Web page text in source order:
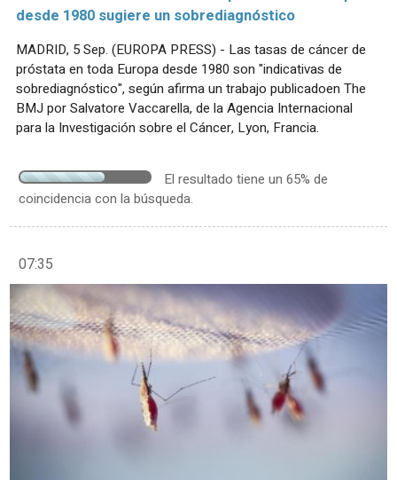
desde 1980 sugiere un sobrediagnóstico
MADRID, 5 Sep. (EUROPA PRESS) - Las tasas de cáncer de
próstata en toda Europa desde 1980 son "indicativas de
sobrediagnóstico", según afirma un trabajo publicadoen The
BMJ por Salvatore Vaccarella, de la Agencia Internacional
para la Investigación sobre el Cáncer, Lyon, Francia.
El resultado tiene un 65% de
coincidencia con la búsqueda.
07:35